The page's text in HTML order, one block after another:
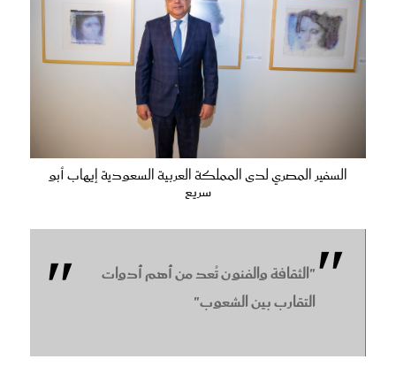
السفير المصري لدى المملكة العربية السعودية إيهاب أبو
سريع
"الثقافة والفنون تُعد من أهم أدوات
التقارب بين الشعوب"